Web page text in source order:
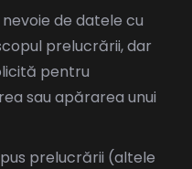
de datele cu
prelucrării, dar
pentru
sau apărarea unui
prelucrării (altele